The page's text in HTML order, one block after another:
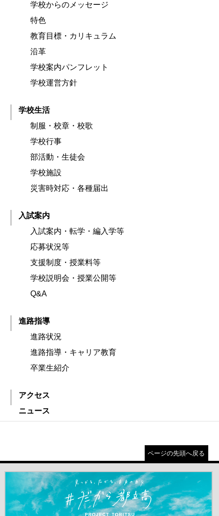
学校からのメッセージ
特色
教育目標・カリキュラム
沿革
学校案内パンフレット
学校運営方針
学校生活
制服・校章・校歌
学校行事
部活動・生徒会
学校施設
災害時対応・各種届出
入試案内
入試案内・転学・編入学等
応募状況等
支援制度・授業料等
学校説明会・授業公開等
Q&A
進路指導
進路状況
進路指導・キャリア教育
卒業生紹介
アクセス
ニュース
ページの先頭へ戻る
＃だから都立高（別ウインドウが開きます）